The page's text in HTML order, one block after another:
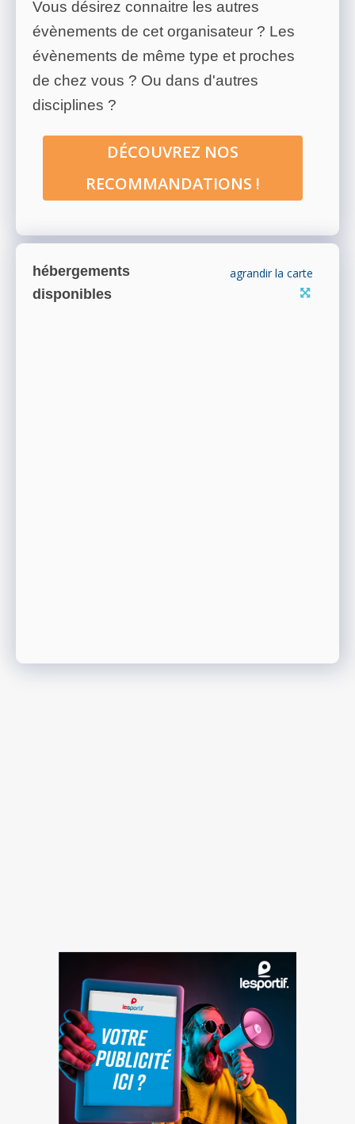
Vous désirez connaitre les autres
évènements de cet organisateur ? Les
évènements de même type et proches
de chez vous ? Ou dans d'autres
disciplines ?
DÉCOUVREZ NOS
RECOMMANDATIONS !
hébergements
disponibles
agrandir la carte